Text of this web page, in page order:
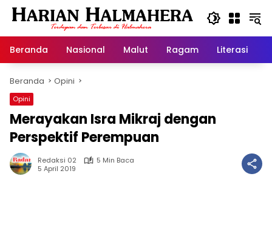
Langsung
Beranda
Nasional Malut Ragam Literasi
Beranda Opini
Opini
Merayakan Isra Mikraj dengan
Perspektif Perempuan
Redaksi 02
5 Min Baca
5 April 2019